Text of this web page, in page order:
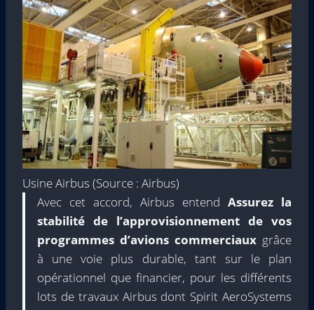
Usine Airbus (Source : Airbus)
Avec cet accord, Airbus entend Assurez la
stabilité de l’approvisionnement de vos
programmes d’avions commerciaux grâce
à une voie plus durable, tant sur le plan
opérationnel que financier, pour les différents
lots de travaux Airbus dont Spirit AeroSystems